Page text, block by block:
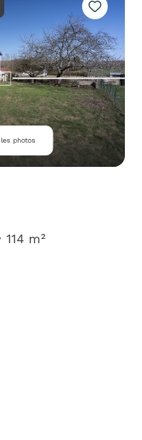
photos
114 m²